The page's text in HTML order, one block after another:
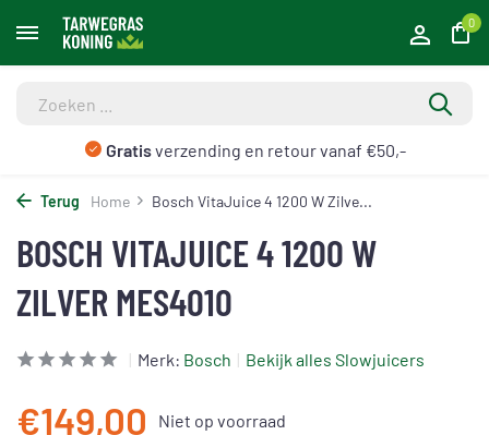
0
Gratisverzending en retour vanaf €50,-
Terug Home Bosch VitaJuice 4 1200 W Zilve...
BOSCH VITAJUICE 4 1200 W
ZILVER MES4010
Merk: Bosch Bekijk alles Slowjuicers
€149,00 Niet op voorraad